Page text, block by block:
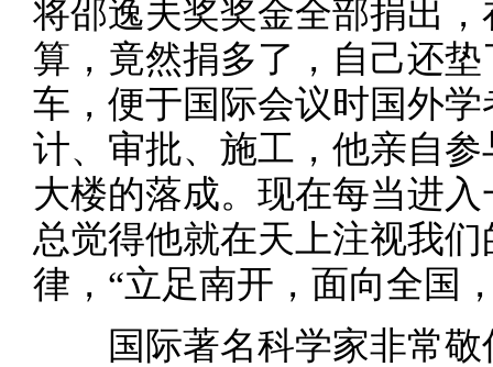
将邵逸夫奖奖金全部捐出
算，竟然捐多了，自己还
车，便于国际会议时国外
计、审批、施工，他亲自
大楼的落成。现在每当进
总觉得他就在天上注视我
律，“立足南开，面向全国
国际著名科学家非常敬